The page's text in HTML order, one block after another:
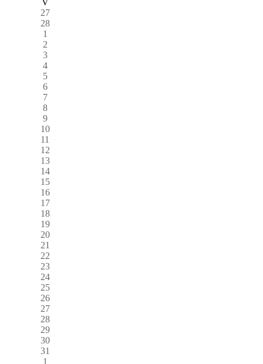
27
28
1
2
3
4
5
6
7
8
9
10
11
12
13
14
15
16
17
18
19
20
21
22
23
24
25
26
27
28
29
30
31
1